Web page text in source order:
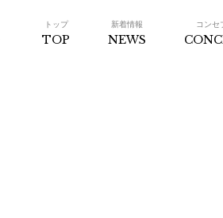
トップ
TOP
新着情報
NEWS
コンセ